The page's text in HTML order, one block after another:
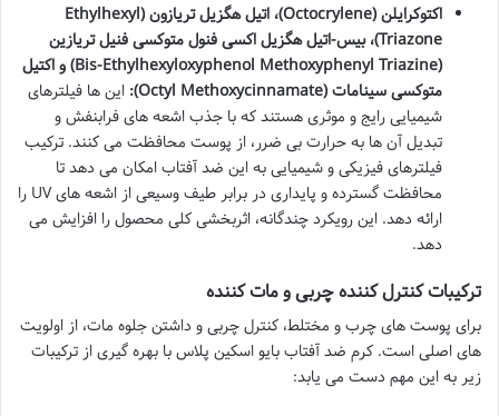
اکتوکرایلن (Octocrylene)، اتیل هگزیل تریازون (Ethylhexyl
Triazone)، بیس-اتیل هگزیل اکسی فنول متوکسی فنیل تریازین
(Bis-Ethylhexyloxyphenol Methoxyphenyl Triazine) و اکتیل
متوکسی سینامات (Octyl Methoxycinnamate):
این ها فیلترهای
شیمیایی رایج و موثری هستند که با جذب اشعه های فرابنفش و
تبدیل آن ها به حرارت بی ضرر، از پوست محافظت می کنند. ترکیب
فیلترهای فیزیکی و شیمیایی به این ضد آفتاب امکان می دهد تا
محافظت گسترده و پایداری در برابر طیف وسیعی از اشعه های UV را
ارائه دهد. این رویکرد چندگانه، اثربخشی کلی محصول را افزایش می
دهد.
ترکیبات کنترل کننده چربی و مات کننده
برای پوست های چرب و مختلط، کنترل چربی و داشتن جلوه مات، از اولویت
های اصلی است. کرم ضد آفتاب بایو اسکین پلاس با بهره گیری از ترکیبات
زیر به این مهم دست می یابد: